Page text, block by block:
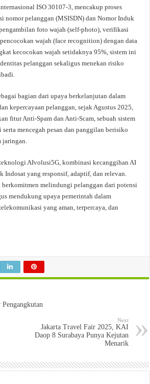
ISO 30107-3, mencakup proses
nomor pelanggan (MSISDN) dan Nomor Induk
foto wajah (self-photo), verifikasi
wajah (face recognition) dengan data
kecocokan wajah setidaknya 95%, sistem ini
pelanggan sekaligus menekan risiko
bagian dari upaya berkelanjutan dalam
kepercayaan pelanggan, sejak Agustus 2025,
fitur Anti-Spam dan Anti-Scam, sebuah sistem
mencegah pesan dan panggilan berisiko
jaringan.
AIvolusi5G, kombinasi kecanggihan AI
Indosat yang responsif, adaptif, dan relevan.
melindungi pelanggan dari potensi
mendukung upaya pemerintah dalam
yang aman, terpercaya, dan
Next
Jakarta Travel Fair 2025, KAI
Daop 8 Surabaya Punya Kejutan
Menarik